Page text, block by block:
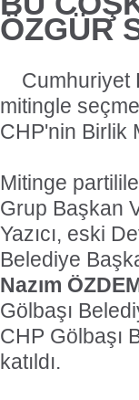
ÖZGÜR
Cumhuriyet
mitingle
CHP'nin Birlik
Mitinge
Grup Başkan
Yazıcı, eski
Belediye
Nazım
Gölbaşı
CHP Gölbaşı
katıldı.